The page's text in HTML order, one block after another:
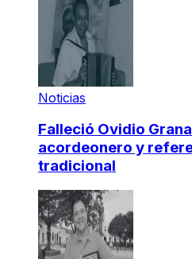
Noticias
Falleció Ovidio
acordeonero y
tradicional